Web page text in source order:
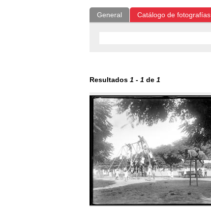
General Catálogo de fotografías
Resultados 1 - 1 de 1